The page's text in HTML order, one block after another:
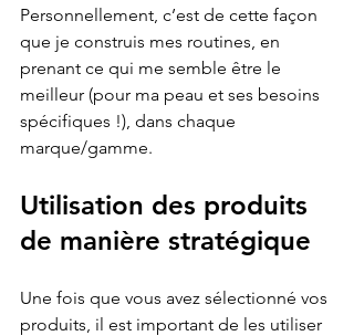
Personnellement, c’est de cette façon
que je construis mes routines, en
prenant ce qui me semble être le
meilleur (pour ma peau et ses besoins
spécifiques !), dans chaque
marque/gamme.
Utilisation des produits
de manière stratégique
Une fois que vous avez sélectionné vos
produits, il est important de les utiliser